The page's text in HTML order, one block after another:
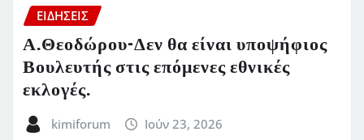
ΕΙΔΗΣΕΙΣ
Α.Θεοδώρου-Δεν θα είναι υποψήφιος
Βουλευτής στις επόμενες εθνικές
εκλογές.
kimiforum Ιούν 23, 2026